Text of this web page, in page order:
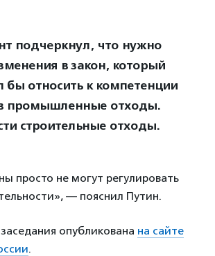
подчеркнул, что нужно
в закон, который
бы относить к компетенции
промышленные отходы.
строительные отходы.
просто не могут регулировать
— пояснил Путин.
опубликована на сайте
.